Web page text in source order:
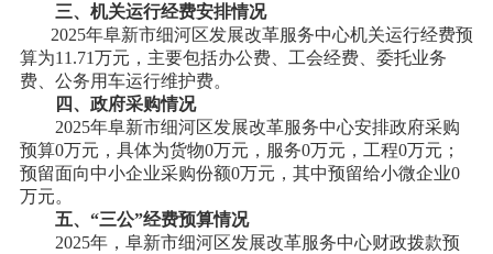
三、机关运行经费安排情况
2025年阜新市细河区发展改革服务中心机关运行经费预
算为11.71万元，主要包括办公费、工会经费、 委托业务
费、公务用车运行维护费。
四、政府采购情况
2025年阜新市细河区发展改革服务中心安排政府采购
预算0万元，具体为货物0万元，服务0万元，工程0万元；
预留面向中小企业采购份额0万元，其中预留给小微企业0
万元。
五、 “三公”经费预算情况
2025年， 阜新市细河区发展改革服务中心财政拨款预